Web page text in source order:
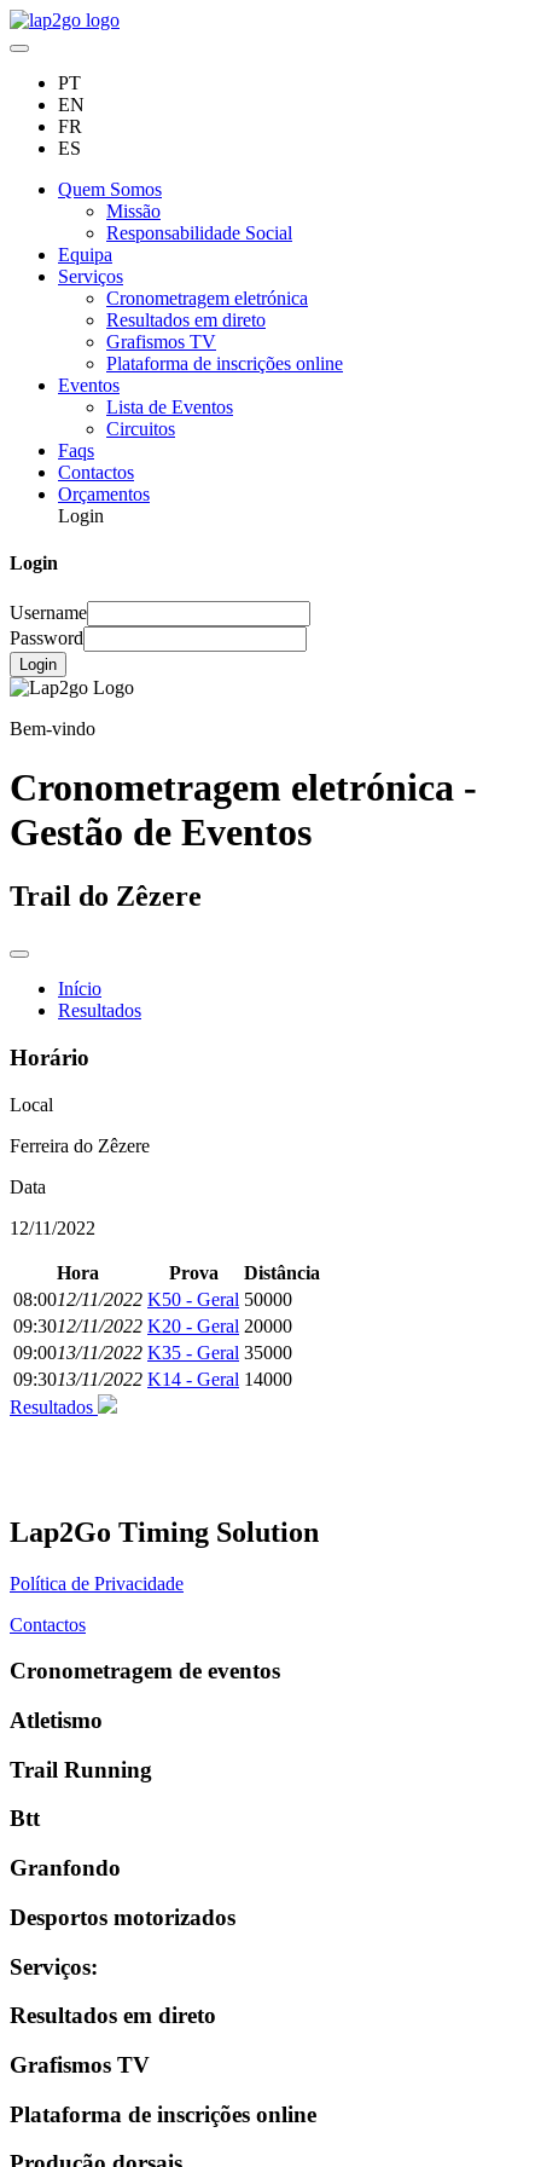
PT
EN
FR
ES
Quem Somos
Missão
Responsabilidade Social
Equipa
Serviços
Cronometragem eletrónica
Resultados em direto
Grafismos TV
Plataforma de inscrições online
Eventos
Lista de Eventos
Circuitos
Faqs
Contactos
Orçamentos
Login
Login
Username
Password
Login
Bem-vindo
Cronometragem eletrónica -
Gestão de Eventos
Trail do Zêzere
Início
Resultados
Horário
Local
Ferreira do Zêzere
Data
12/11/2022
Hora Prova
Distância
08:0012/11/2022 K50 - Geral 50000
09:3012/11/2022 K20 - Geral 20000
09:0013/11/2022 K35 - Geral 35000
09:3013/11/2022 K14 - Geral 14000
Resultados
Lap2Go Timing Solution
Política de Privacidade
Contactos
Cronometragem de eventos
Atletismo
Trail Running
Btt
Granfondo
Desportos motorizados
Serviços:
Resultados em direto
Grafismos TV
Plataforma de inscrições online